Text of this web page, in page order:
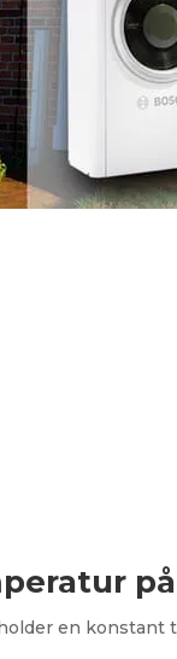
en konstant